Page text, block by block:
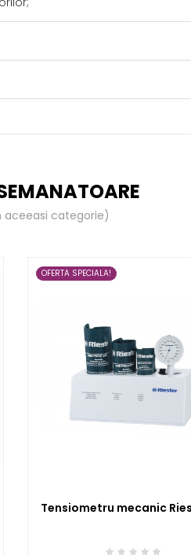
aceeasi categorie)
OFERTA SPECIALA!
Tensiometru mecanic